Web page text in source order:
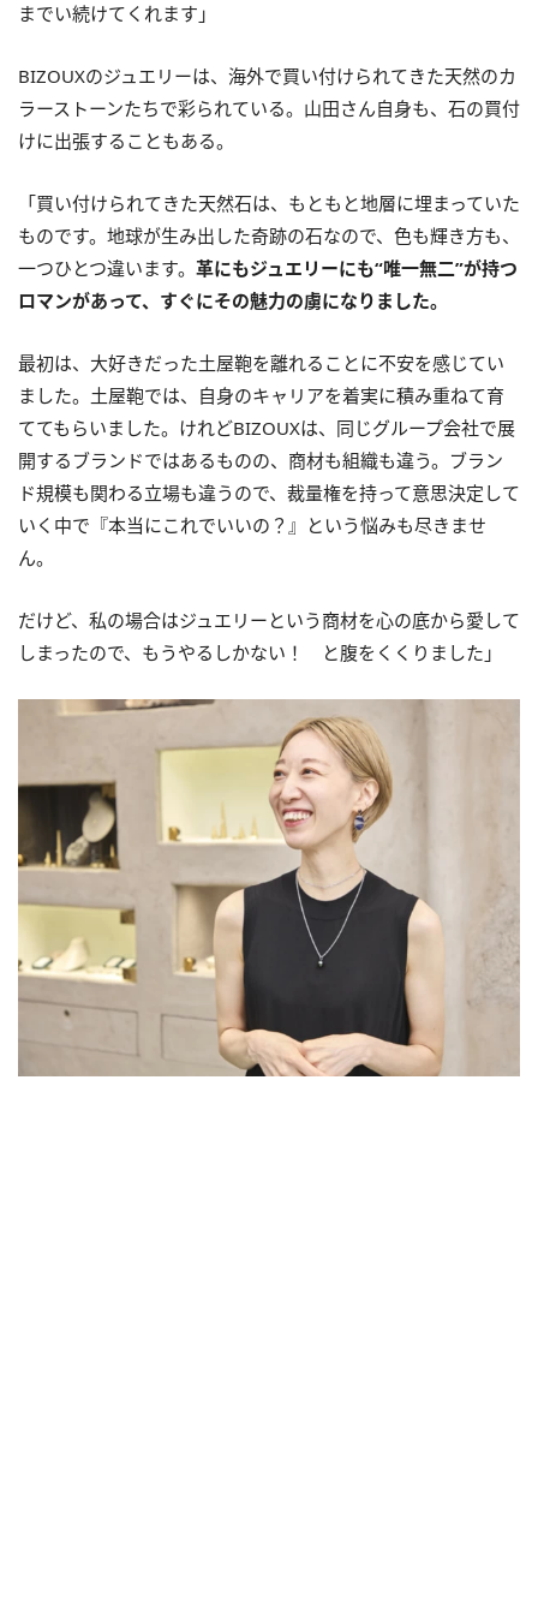
までい続けてくれます」
BIZOUXのジュエリーは、海外で買い付けられてきた天然のカ
ラーストーンたちで彩られている。山田さん自身も、石の買付
けに出張することもある。
「買い付けられてきた天然石は、もともと地層に埋まっていた
ものです。地球が生み出した奇跡の石なので、色も輝き方も、
一つひとつ違います。 革にもジュエリーにも“唯一無二”が持つ
ロマンがあって、すぐにその魅力の虜になりました。
最初は、大好きだった土屋鞄を離れることに不安を感じてい
ました。土屋鞄では、自身のキャリアを着実に積み重ねて育
ててもらいました。けれどBIZOUXは、同じグループ会社で展
開するブランドではあるものの、商材も組織も違う。ブラン
ド規模も関わる立場も違うので、裁量権を持って意思決定して
いく中で『本当にこれでいいの？』という悩みも尽きませ
ん。
だけど、私の場合はジュエリーという商材を心の底から愛して
しまったので、もうやるしかない！ と腹をくくりました」